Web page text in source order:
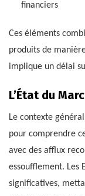
financiers
Ces éléments
produits de
implique un délai
L’État du
Le contexte
pour comprendre
avec des afflux
essoufflement. Les
significatives,